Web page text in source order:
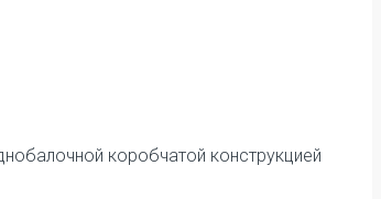
коробчатой конструкцией